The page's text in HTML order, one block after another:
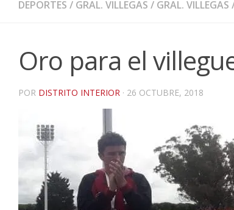
DEPORTES / GRAL. VILLEGAS / GRAL. VILLEGAS
Oro para el
POR DISTRITO INTERIOR · 26 OCTUBRE, 2018